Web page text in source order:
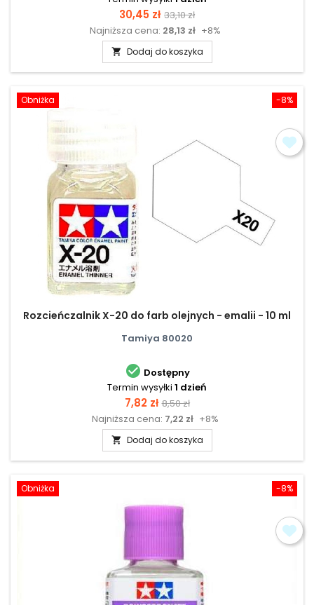
Cena
30,45 zł Cena
podstawowa
33,10 zł
Najniższa cena: 28,13 zł +8%
 Dodaj do koszyka
-8%
Obniżka
Rozcieńczalnik X-20 do farb olejnych - emalii - 10 ml
Tamiya 80020
 Dostępny
Termin wysyłki 1 dzień
Cena
7,82 zł Cena
podstawowa
8,50 zł
Najniższa cena: 7,22 zł +8%
 Dodaj do koszyka
-8%
Obniżka